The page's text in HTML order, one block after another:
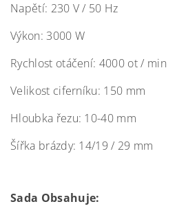
Napětí: 230 V / 50 Hz
Výkon: 3000 W
Rychlost otáčení: 4000 ot / min
Velikost ciferníku: 150 mm
Hloubka řezu: 10-40 mm
Šířka brázdy: 14/19 / 29 mm
Sada Obsahuje: